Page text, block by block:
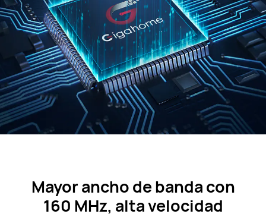
Mayor ancho de banda con
160 MHz, alta velocidad